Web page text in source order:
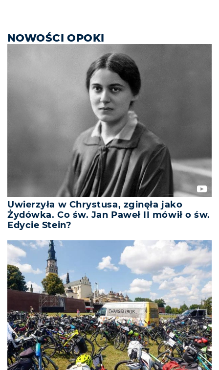
NOWOŚCI OPOKI
Uwierzyła w Chrystusa, zginęła jako
Żydówka. Co św. Jan Paweł II mówił o św.
Edycie Stein?